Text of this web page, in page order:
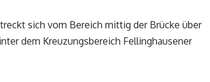
sich vom Bereich mittig der Brücke über
dem Kreuzungsbereich Fellinghausener